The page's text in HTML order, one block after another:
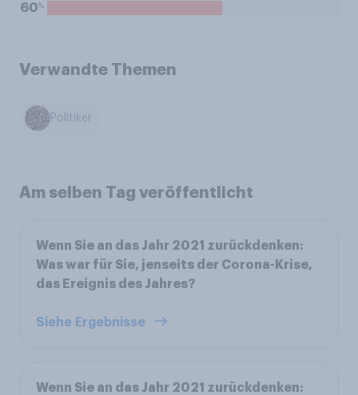
60%
Verwandte Themen
Politiker
Am selben Tag veröffentlicht
Wenn Sie an das Jahr 2021 zurückdenken:
Was war für Sie, jenseits der Corona-Krise,
das Ereignis des Jahres?
Siehe Ergebnisse
Wenn Sie an das Jahr 2021 zurückdenken: